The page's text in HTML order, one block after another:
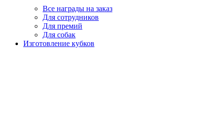
Все награды на заказ
Для сотрудников
Для премий
Для собак
Изготовление кубков